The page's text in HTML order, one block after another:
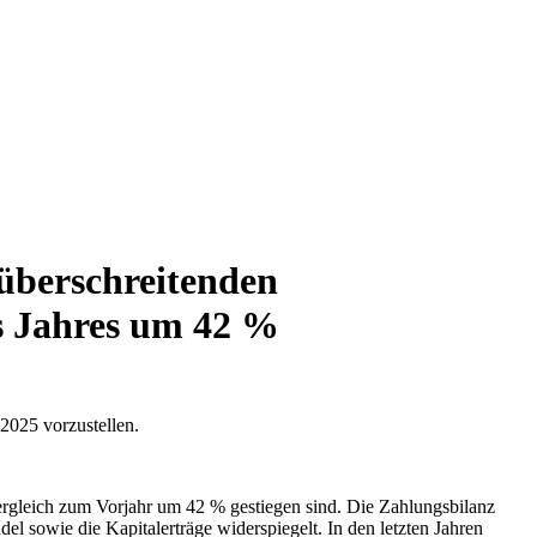
Jahres um 42 %
vorzustellen.
zum Vorjahr um 42 % gestiegen sind. Die Zahlungsbilanz
sowie die Kapitalerträge widerspiegelt. In den letzten Jahren